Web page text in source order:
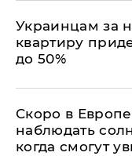
Украинцам за
квартиру
до 50%
Скоро в
наблюдать
когда смогут